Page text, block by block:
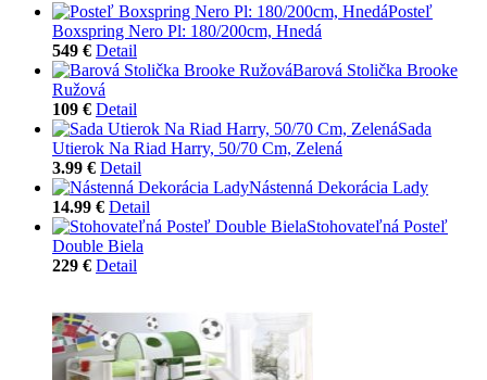
Posteľ
Boxspring Nero Pl: 180/200cm, Hnedá
549 € Detail
Barová Stolička Brooke
Ružová
109 € Detail
Sada
Utierok Na Riad Harry, 50/70 Cm, Zelená
3.99 € Detail
Nástenná Dekorácia Lady
14.99 € Detail
Stohovateľná Posteľ
Double Biela
229 € Detail